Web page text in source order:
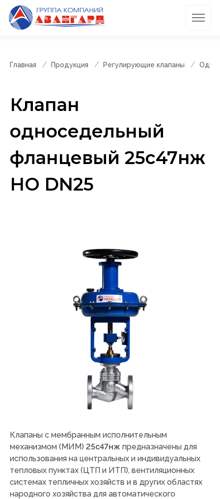
Главная Продукция Регулирующие клапаны
Клапан
односедельный
фланцевый 25с47нж
НО DN25
Клапаны с мембранным исполнительным
механизмом (МИМ) 25с47нж предназначены для
использования на центральных и индивидуальных
тепловых пунктах (ЦТП и ИТП), вентиляционных
системах тепличных хозяйств и в других областях
народного хозяйства для автоматического